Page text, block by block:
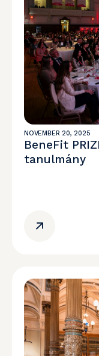
NOVEMBER 20, 2025
BeneFit
tanulmány